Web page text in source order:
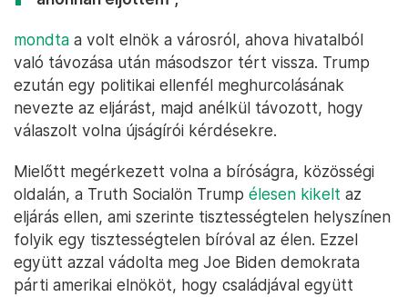
mondta a volt elnök a városról, ahova hivatalból
való távozása után másodszor tért vissza. Trump
ezután egy politikai ellenfél meghurcolásának
nevezte az eljárást, majd anélkül távozott, hogy
válaszolt volna újságírói kérdésekre.
Mielőtt megérkezett volna a bíróságra, közösségi
oldalán, a Truth Socialön Trump élesen kikelt az
eljárás ellen, ami szerinte tisztességtelen helyszínen
folyik egy tisztességtelen bíróval az élen. Ezzel
együtt azzal vádolta meg Joe Biden demokrata
párti amerikai elnököt, hogy családjával együtt